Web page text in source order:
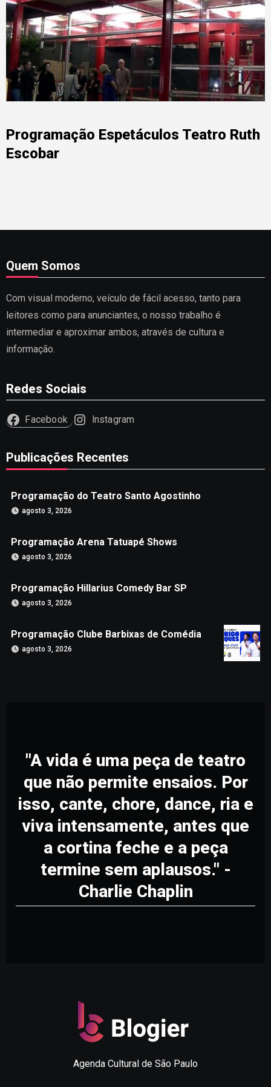
Programação Espetáculos Teatro Ruth
Escobar
Quem Somos
Com visual moderno, veículo de fácil acesso, tanto para
leitores como para anunciantes, o nosso trabalho é
intermediar e aproximar ambos, através de cultura e
informação.
Redes Sociais
Facebook Instagram
Publicações Recentes
Programação do Teatro Santo Agostinho
agosto 3, 2026
Programação Arena Tatuapé Shows
agosto 3, 2026
Programação Hillarius Comedy Bar SP
agosto 3, 2026
Programação Clube Barbixas de Comédia
agosto 3, 2026
"A vida é uma peça de teatro
que não permite ensaios. Por
isso, cante, chore, dance, ria e
viva intensamente, antes que
a cortina feche e a peça
termine sem aplausos." -
Charlie Chaplin
Agenda Cultural de São Paulo